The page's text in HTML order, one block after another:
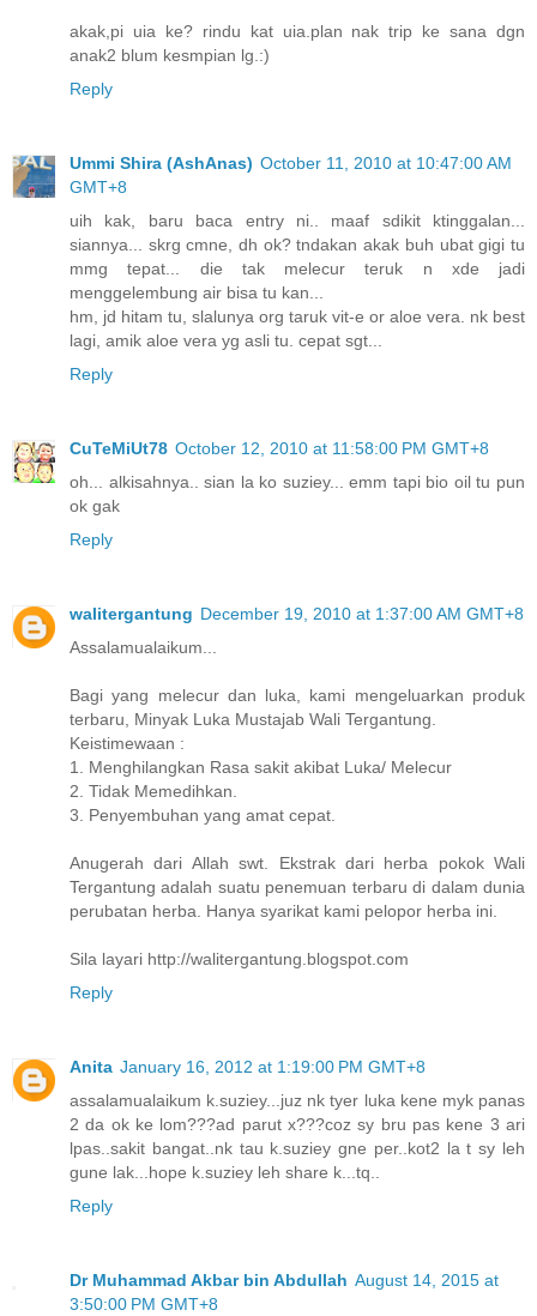
akak,pi uia ke? rindu kat uia.plan nak trip ke sana dgn
anak2 blum kesmpian lg.:)
Reply
Ummi Shira (AshAnas) October 11, 2010 at 10:47:00 AM
GMT+8
uih kak, baru baca entry ni.. maaf sdikit ktinggalan...
siannya... skrg cmne, dh ok? tndakan akak buh ubat gigi tu
mmg tepat... die tak melecur teruk n xde jadi
menggelembung air bisa tu kan...
hm, jd hitam tu, slalunya org taruk vit-e or aloe vera. nk best
lagi, amik aloe vera yg asli tu. cepat sgt...
Reply
CuTeMiUt78 October 12, 2010 at 11:58:00 PM GMT+8
oh... alkisahnya.. sian la ko suziey... emm tapi bio oil tu pun
ok gak
Reply
walitergantung December 19, 2010 at 1:37:00 AM GMT+8
Assalamualaikum...
Bagi yang melecur dan luka, kami mengeluarkan produk
terbaru, Minyak Luka Mustajab Wali Tergantung.
Keistimewaan :
1. Menghilangkan Rasa sakit akibat Luka/ Melecur
2. Tidak Memedihkan.
3. Penyembuhan yang amat cepat.
Anugerah dari Allah swt. Ekstrak dari herba pokok Wali
Tergantung adalah suatu penemuan terbaru di dalam dunia
perubatan herba. Hanya syarikat kami pelopor herba ini.
Sila layari http://walitergantung.blogspot.com
Reply
Anita January 16, 2012 at 1:19:00 PM GMT+8
assalamualaikum k.suziey...juz nk tyer luka kene myk panas
2 da ok ke lom???ad parut x???coz sy bru pas kene 3 ari
lpas..sakit bangat..nk tau k.suziey gne per..kot2 la t sy leh
gune lak...hope k.suziey leh share k...tq..
Reply
Dr Muhammad Akbar bin Abdullah August 14, 2015 at
3:50:00 PM GMT+8